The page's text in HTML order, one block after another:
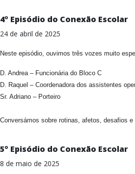
4º Episódio do Conexão Escolar
24 de abril de 2025
Neste episódio, ouvimos três vozes muito
D. Andrea – Funcionária do Bloco C
D. Raquel – Coordenadora dos assistentes
Sr. Adriano – Porteiro
Conversámos sobre rotinas, afetos, desafios
5º Episódio do Conexão Escolar
8 de maio de 2025